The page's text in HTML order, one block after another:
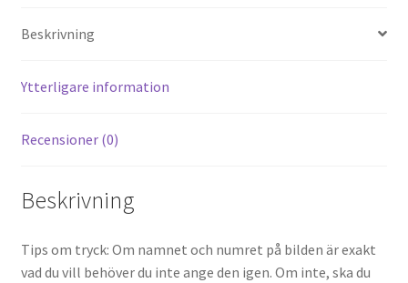
es
t
di
t
k
Beskrivning
Ytterligare information
Recensioner (0)
Beskrivning
Tips om tryck: Om namnet och numret på bilden är exakt
vad du vill behöver du inte ange den igen. Om inte, ska du